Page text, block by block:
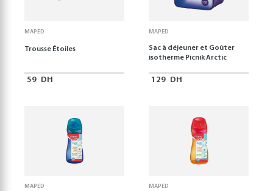
MAPED
Trousse Étoiles
59 DH
MAPED
Sac à déjeuner et Goûter
isotherme Picnik Arctic
129 DH
MAPED MAPED